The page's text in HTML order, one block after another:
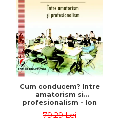
Cum conducem? Intre
amatorism si
profesionalism - Ion
79,29 Lei